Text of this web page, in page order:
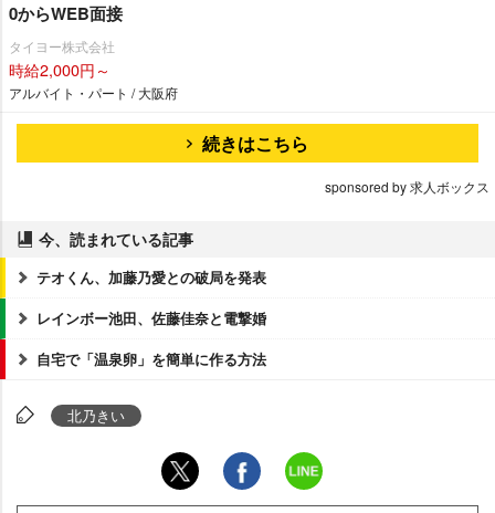
0からWEB面接
タイヨー株式会社
時給2,000円～
アルバイト・パート / 大阪府
続きはこちら
sponsored by 求人ボックス
今、読まれている記事
テオくん、加藤乃愛との破局を発表
レインボー池田、佐藤佳奈と電撃婚
自宅で「温泉卵」を簡単に作る方法
北乃きい